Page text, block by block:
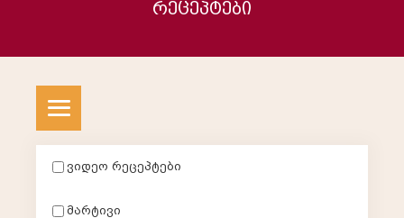
რეცეპტები
ყველა კატეგორია
ვიდეო რეცეპტები
მარტივი